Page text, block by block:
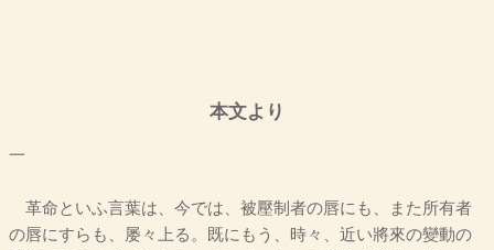
本文より
一
革命といふ言葉は、今では、被壓制者の唇にも、また所有者
の唇にすらも、屡々上る。既にもう、時々、近い將來の變動の